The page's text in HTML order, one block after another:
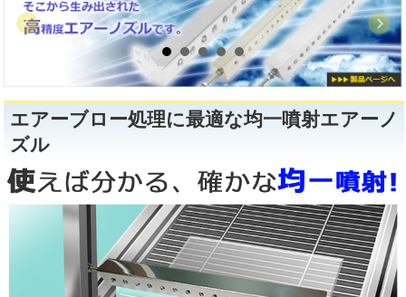
各種仕様エアーノズル
Various Specifications Airnozzle
波動ノズル パタガン
Wavemotion Airnozzle patagun
ヒーター・温度調節器
Heater＆Adjuster
AirFilter
配管機器・送風機
Blower＆Plumbing Materials
エアーブロー処理に最適な均一噴射エアーノ
ズル